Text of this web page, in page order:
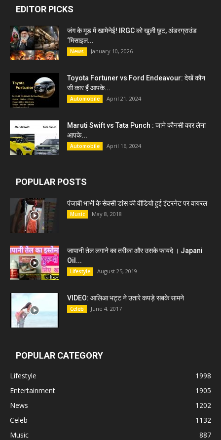
EDITOR PICKS
जंग के मूड में खामेनेई! IRGC को खुली छूट, अंडरग्राउंड
‘मिसाइल...
News January 10, 2026
Toyota Fortuner vs Ford Endeavour: देखें कौन
सी कार हैं आपके...
Automobile April 21, 2024
Maruti Swift vs Tata Punch : जाने कौनसी कार लेना
आपके...
Automobile April 16, 2024
POPULAR POSTS
पंजाबी भाभी के सेक्सी डांस की वीडियो हुई इंटरनेट पर वायरल
Music May 8, 2018
जापानी तेल लगाने का तरीका और उसके फायदे । Japani
Oil...
Lifestyle August 25, 2019
VIDEO: आलिआ भट्ट ने उतारे कपड़े सबके सामने
Celeb June 4, 2017
POPULAR CATEGORY
Lifestyle
1998
Entertainment
1905
News
1202
Celeb
1132
Music
887